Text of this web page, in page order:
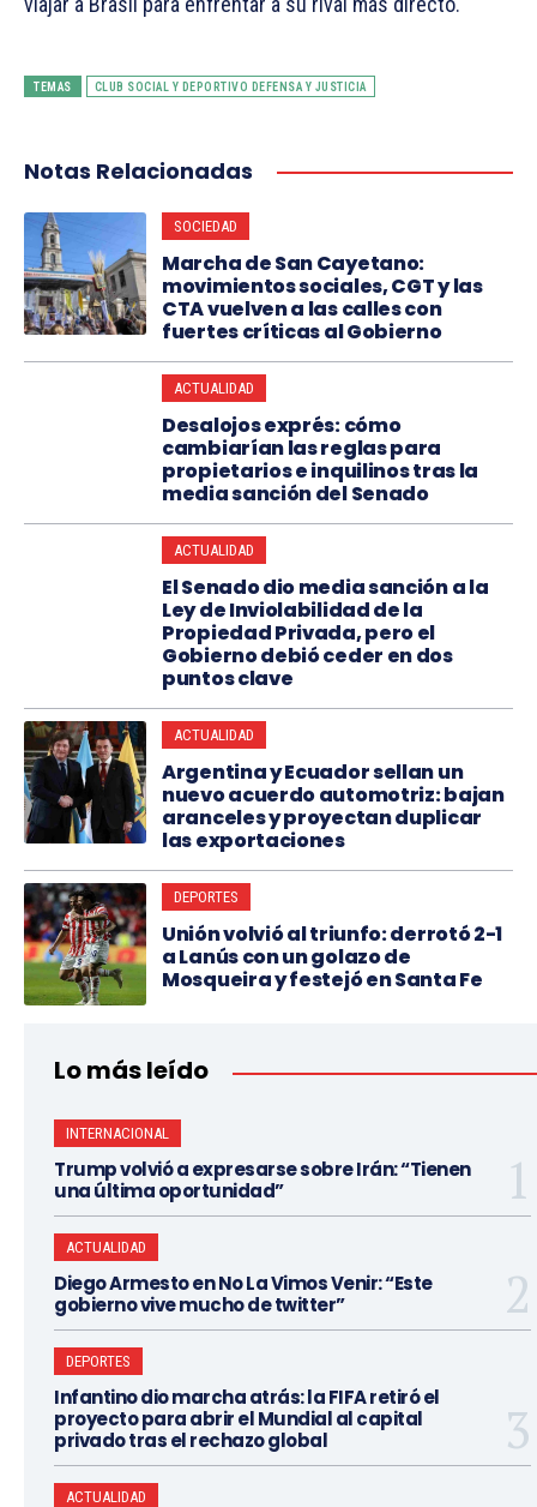
TEMAS CLUB SOCIAL Y DEPORTIVO DEFENSA Y JUSTICIA
Notas Relacionadas
SOCIEDAD
Marcha de San Cayetano:
movimientos sociales, CGT y las
CTA vuelven a las calles con
fuertes críticas al Gobierno
ACTUALIDAD
Desalojos exprés: cómo
cambiarían las reglas para
propietarios e inquilinos tras la
media sanción del Senado
ACTUALIDAD
El Senado dio media sanción a la
Ley de Inviolabilidad de la
Propiedad Privada, pero el
Gobierno debió ceder en dos
puntos clave
ACTUALIDAD
Argentina y Ecuador sellan un
nuevo acuerdo automotriz: bajan
aranceles y proyectan duplicar
las exportaciones
DEPORTES
Unión volvió al triunfo: derrotó 2-1
a Lanús con un golazo de
Mosqueira y festejó en Santa Fe
Lo más leído
INTERNACIONAL
Trump volvió a expresarse sobre Irán: “Tienen
una última oportunidad”
ACTUALIDAD
Diego Armesto en No La Vimos Venir: “Este
gobierno vive mucho de twitter”
DEPORTES
Infantino dio marcha atrás: la FIFA retiró el
proyecto para abrir el Mundial al capital
privado tras el rechazo global
ACTUALIDAD